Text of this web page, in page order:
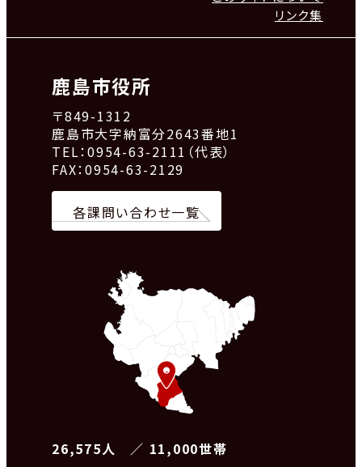
リンク集
鹿島市役所
〒849-1312
鹿島市大字納富分2643番地1
TEL：0954-63-2111（代表）
FAX：0954-63-2129
各課問い合わせ一覧
26,575人 ／ 11,000世帯